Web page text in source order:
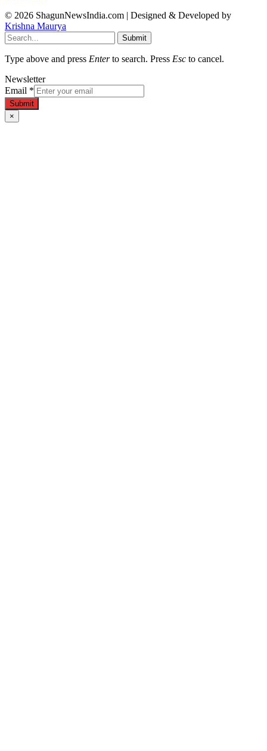
© 2026 ShagunNewsIndia.com | Designed & Developed by
Krishna Maurya
Submit
Type above and press Enterto search. Press Esc to cancel.
Newsletter
Email *
Submit
×